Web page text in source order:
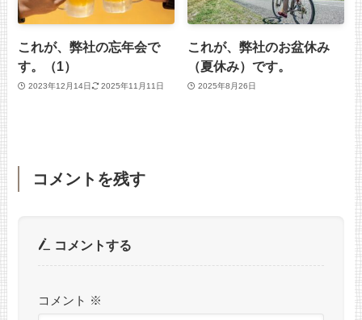
これが、弊社の忘年会で
す。（1）
2023年12月14日 2025年11月11日
これが、弊社のお盆休み
（夏休み）です。
2025年8月26日
コメントを残す
コメントする
コメント ※